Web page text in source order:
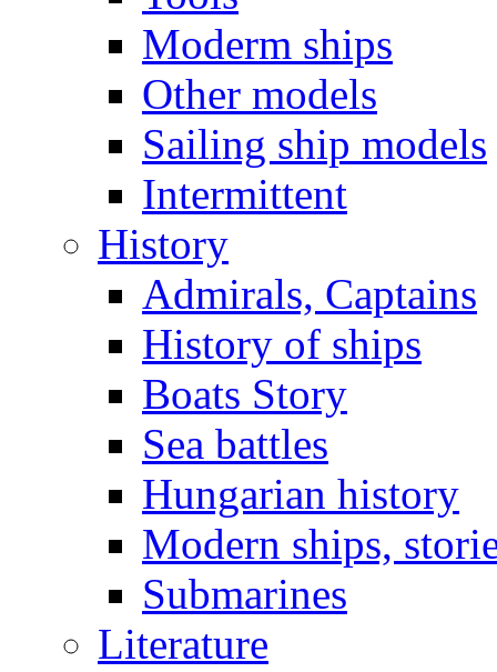
Moderm ships
Other models
Sailing ship models
Intermittent
History
Admirals, Captains
History of ships
Boats Story
Sea battles
Hungarian history
Modern ships,
Submarines
Literature